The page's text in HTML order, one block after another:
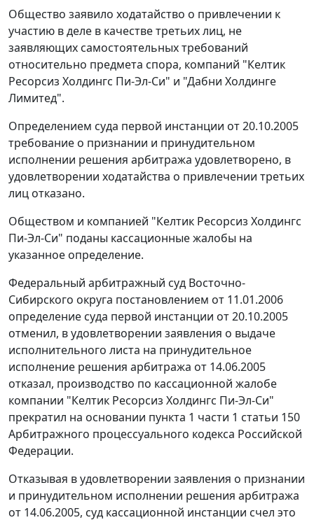
Общество заявило ходатайство о привлечении к
участию в деле в качестве третьих лиц, не
заявляющих самостоятельных требований
относительно предмета спора, компаний "Келтик
Ресорсиз Холдингс Пи-Эл-Си" и "Дабни Холдинге
Лимитед".
Определением суда первой инстанции от 20.10.2005
требование о признании и принудительном
исполнении решения арбитража удовлетворено, в
удовлетворении ходатайства о привлечении третьих
лиц отказано.
Обществом и компанией "Келтик Ресорсиз Холдингс
Пи-Эл-Си" поданы кассационные жалобы на
указанное определение.
Федеральный арбитражный суд Восточно-
Сибирского округа постановлением от 11.01.2006
определение суда первой инстанции от 20.10.2005
отменил, в удовлетворении заявления о выдаче
исполнительного листа на принудительное
исполнение решения арбитража от 14.06.2005
отказал, производство по кассационной жалобе
компании "Келтик Ресорсиз Холдингс Пи-Эл-Си"
прекратил на основании пункта 1 части 1 статьи 150
Арбитражного процессуального кодекса Российской
Федерации.
Отказывая в удовлетворении заявления о признании
и принудительном исполнении решения арбитража
от 14.06.2005, суд кассационной инстанции счел это